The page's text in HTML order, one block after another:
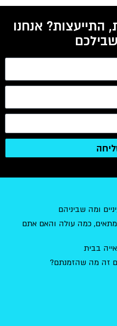
התייעצות? אנחנו
ומה שביניהם
כמה עולה והאם אתם
בבית
זה מה שהזמנתם?